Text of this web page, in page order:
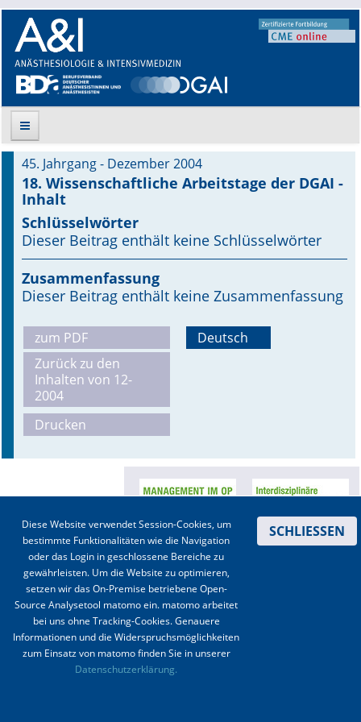
Suche
Aktuelle Ausgabe
Leitlinien
Archiv
Supplements OrphanAnesthesia
Online First
A&I English
Mediadaten
Autoren-Service
Bestell-Service
Stellenmarkt
Kongresskalender
45. Jahrgang - Dezember 2004
18. Wissenschaftliche Arbeitstage der DGAI -
Inhalt
Schlüsselwörter
Dieser Beitrag enthält keine Schlüsselwörter
Zusammenfassung
Dieser Beitrag enthält keine Zusammenfassung
zum PDF
Zurück zu den
Inhalten von 12-
2004
Drucken
Deutsch
Kontakt | Impressum | Datenschutz | Haftungsausschluss
Diese Website verwendet Session-Cookies, um
bestimmte Funktionalitäten wie die Navigation
oder das Login in geschlossene Bereiche zu
gewährleisten. Um die Website zu optimieren,
setzen wir das On-Premise betriebene Open-
Source Analysetool matomo ein. matomo arbeitet
bei uns ohne Tracking-Cookies. Genauere
Informationen und die Widerspruchsmöglichkeiten
zum Einsatz von matomo finden Sie in unserer
Datenschutzerklärung.
SCHLIESSEN